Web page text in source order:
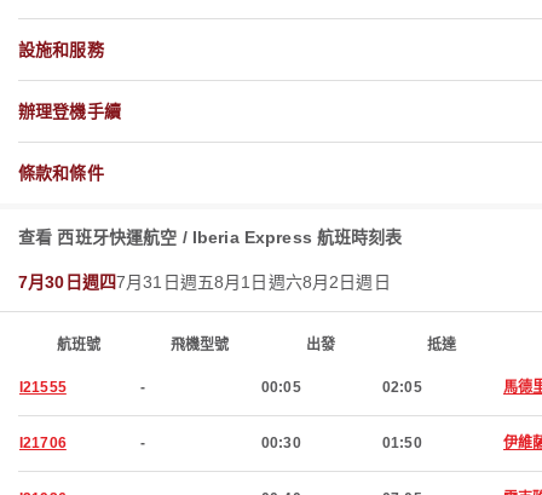
設施和服務
辦理登機手續
條款和條件
查看 西班牙快運航空 / Iberia Express 航班時刻表
7月30日週四7月31日週五8月1日週六8月2日週日
航班號 飛機型號 出發 抵達
I21555 - 00:05 02:05 馬德
I21706 - 00:30 01:50 伊維